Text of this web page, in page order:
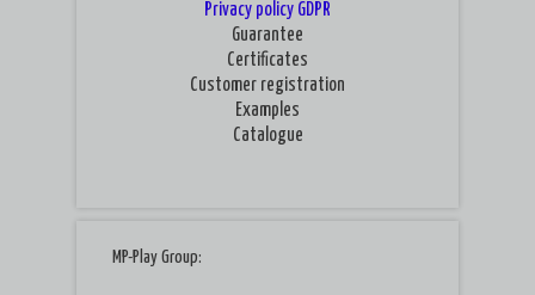
Privacy policy GDPR
Guarantee
Certificates
Customer registration
Examples
Catalogue
MP-Play Group: